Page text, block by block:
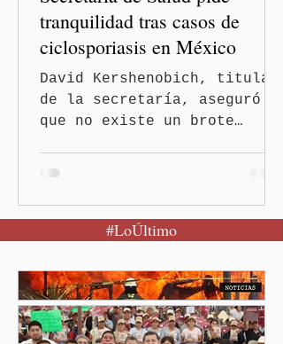
tranquilidad tras casos de
ciclosporiasis en México
David Kershenobich, titular
de la secretaría, aseguró
que no existe un brote
secretario de Salud
federal, David Kershenobich
exista un brote activo de
ciclosporiasis en México,
luego del incremento de
casos registrado en Estados
#LoÚltimo